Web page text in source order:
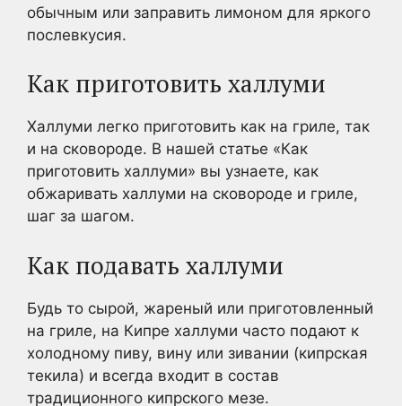
обычным или заправить лимоном для яркого
послевкусия.
Как приготовить халлуми
Халлуми легко приготовить как на гриле, так
и на сковороде. В нашей статье «Как
приготовить халлуми» вы узнаете, как
обжаривать халлуми на сковороде и гриле,
шаг за шагом.
Как подавать халлуми
Будь то сырой, жареный или приготовленный
на гриле, на Кипре халлуми часто подают к
холодному пиву, вину или зивании (кипрская
текила) и всегда входит в состав
традиционного кипрского мезе.